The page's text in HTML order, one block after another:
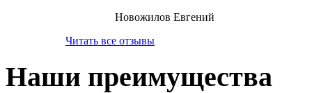
Новожилов Евгений
Читать все отзывы
Наши преимущества